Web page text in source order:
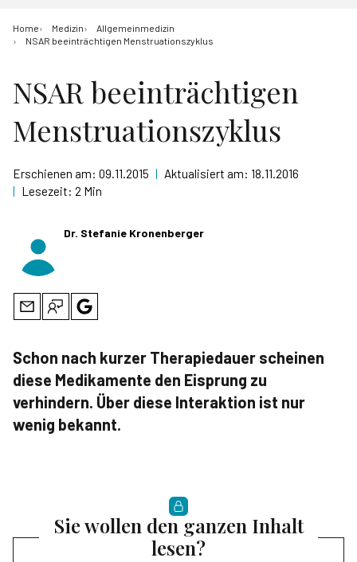
Home Medizin
Allgemeinmedizin
NSAR beeinträchtigen Menstruationszyklus
NSAR beeinträchtigen
Menstruationszyklus
Erschienen am: 09.11.2015 | Aktualisiert am: 18.11.2016
| Lesezeit: 2 Min
Dr. Stefanie Kronenberger
Schon nach kurzer Therapiedauer scheinen
diese Medikamente den Eisprung zu
verhindern. Über diese Interaktion ist nur
wenig bekannt.
Sie wollen den ganzen Inhalt
lesen?